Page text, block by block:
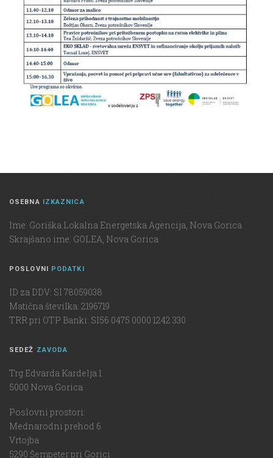
OSEBNA IZKAZNICA
Ime: Goriška Lokalna Energetska Agencija, Nova Gorica
Skrajšano ime: GOLEA, Nova Gorica
POSLOVNI PODATKI
ID za DDV: SI 78059038
Matična številka: 2196719
TRR pri OTP Banki: SI56 0475 0000 1242 330
SEDEŽ ZAVODA
Trg Edvarda Kardelja 1
5000 Nova Gorica
Poslovni prostori:
Mednarodni prehod 6
Vrtojba
5290 Šempeter pri Gorici